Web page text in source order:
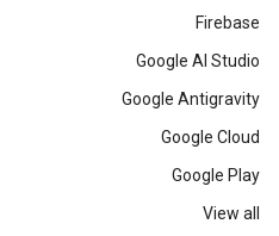
Firebase
Google AI Studio
Google Antigravity
Google Cloud
Google Play
View all